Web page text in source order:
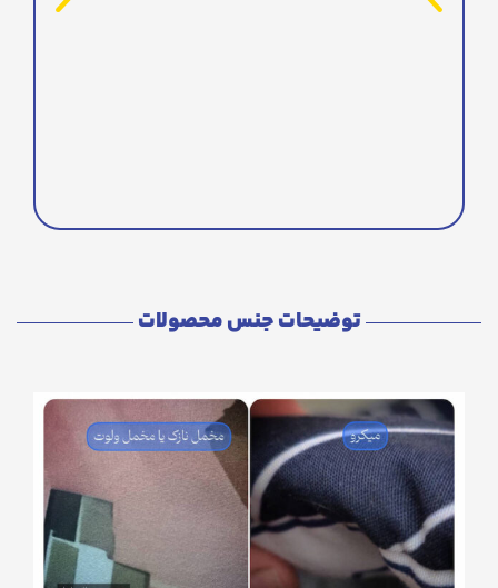
توضیحات جنس محصولات